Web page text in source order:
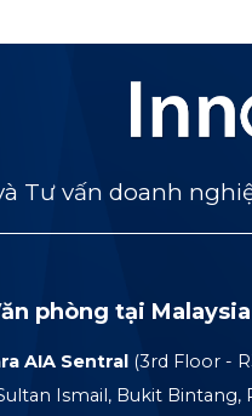
Tư vấn doanh
phòng tại Malaysia
AIA Sentral (3rd Floor -
Ismail, Bukit Bintang,